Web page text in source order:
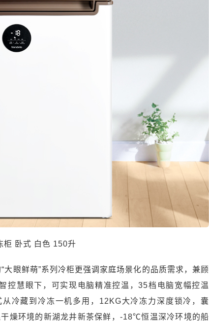
柜 卧式 白色 150升
眼鲜萌”系列冷柜更强调家庭场景化的品质需求，兼顾
控慧眼下，可实现电脑精准控温，35档电脑宽幅控温
冷藏到冷冻一机多用，12KG大冷冻力深度锁冷，囊
燥环境的新湖龙井新茶保鲜，-18℃恒温深冷环境的船